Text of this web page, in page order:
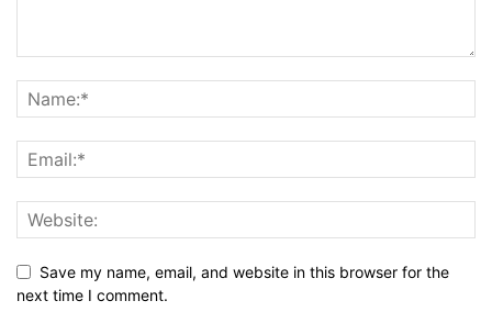
Save my name, email, and website in this browser for the
next time I comment.